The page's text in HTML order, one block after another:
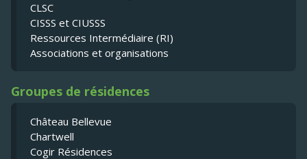
CLSC
CISSS et CIUSSS
Ressources Intermédiaire (RI)
Associations et organisations
Groupes de résidences
Château Bellevue
Chartwell
Cogir Résidences